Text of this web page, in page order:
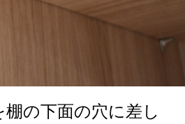
の下面の穴に差し